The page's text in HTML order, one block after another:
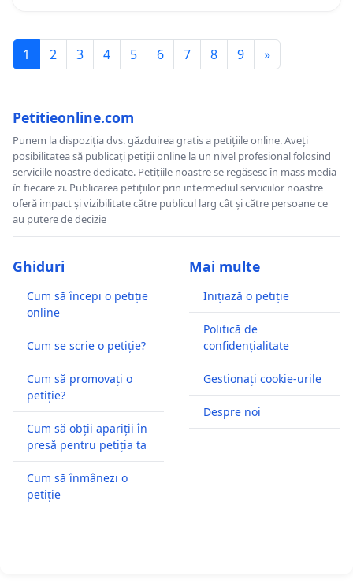
1 2 3 4 5 6 7 8 9 »
Petitieonline.com
Punem la dispoziția dvs. găzduirea gratis a petițiile online. Aveți
posibilitatea să publicați petiții online la un nivel profesional folosind
serviciile noastre dedicate. Petițiile noastre se regăsesc în mass media
în fiecare zi. Publicarea petițiilor prin intermediul serviciilor noastre
oferă impact și vizibilitate către publicul larg cât și către persoane ce
au putere de decizie
Ghiduri
Cum să începi o petiție
online
Cum se scrie o petiție?
Cum să promovați o
petiție?
Cum să obții apariții în
presă pentru petiția ta
Cum să înmânezi o
petiție
Mai multe
Inițiază o petiție
Politică de
confidențialitate
Gestionați cookie-urile
Despre noi